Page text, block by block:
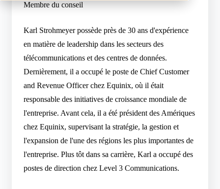
Membre du conseil
Karl Strohmeyer possède près de 30 ans d'expérience
en matière de leadership dans les secteurs des
télécommunications et des centres de données.
Dernièrement, il a occupé le poste de Chief Customer
and Revenue Officer chez Equinix, où il était
responsable des initiatives de croissance mondiale de
l'entreprise. Avant cela, il a été président des Amériques
chez Equinix, supervisant la stratégie, la gestion et
l'expansion de l'une des régions les plus importantes de
l'entreprise. Plus tôt dans sa carrière, Karl a occupé des
postes de direction chez Level 3 Communications.